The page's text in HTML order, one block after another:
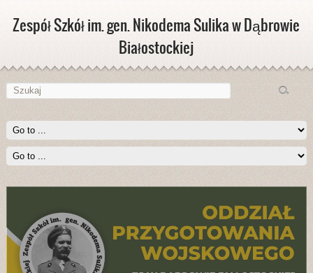
Zespół Szkół im. gen. Nikodema Sulika w Dąbrowie
Białostockiej